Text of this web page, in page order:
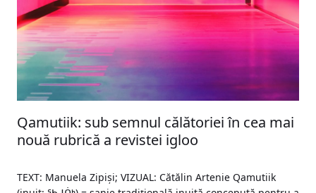
Qamutiik: sub semnul călătoriei în cea mai
nouă rubrică a revistei igloo
TEXT: Manuela Zipiși; VIZUAL: Cătălin Artenie Qamutiik